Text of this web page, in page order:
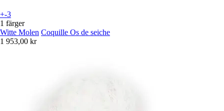
+-3
1 färger
Witte Molen Coquille Os de seiche
1 953,00 kr